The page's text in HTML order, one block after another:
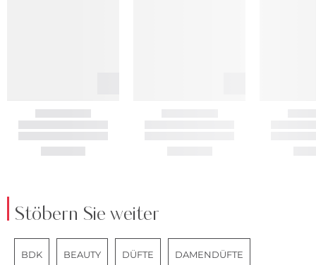
Stöbern Sie weiter
BDK BEAUTY DÜFTE DAMENDÜFTE